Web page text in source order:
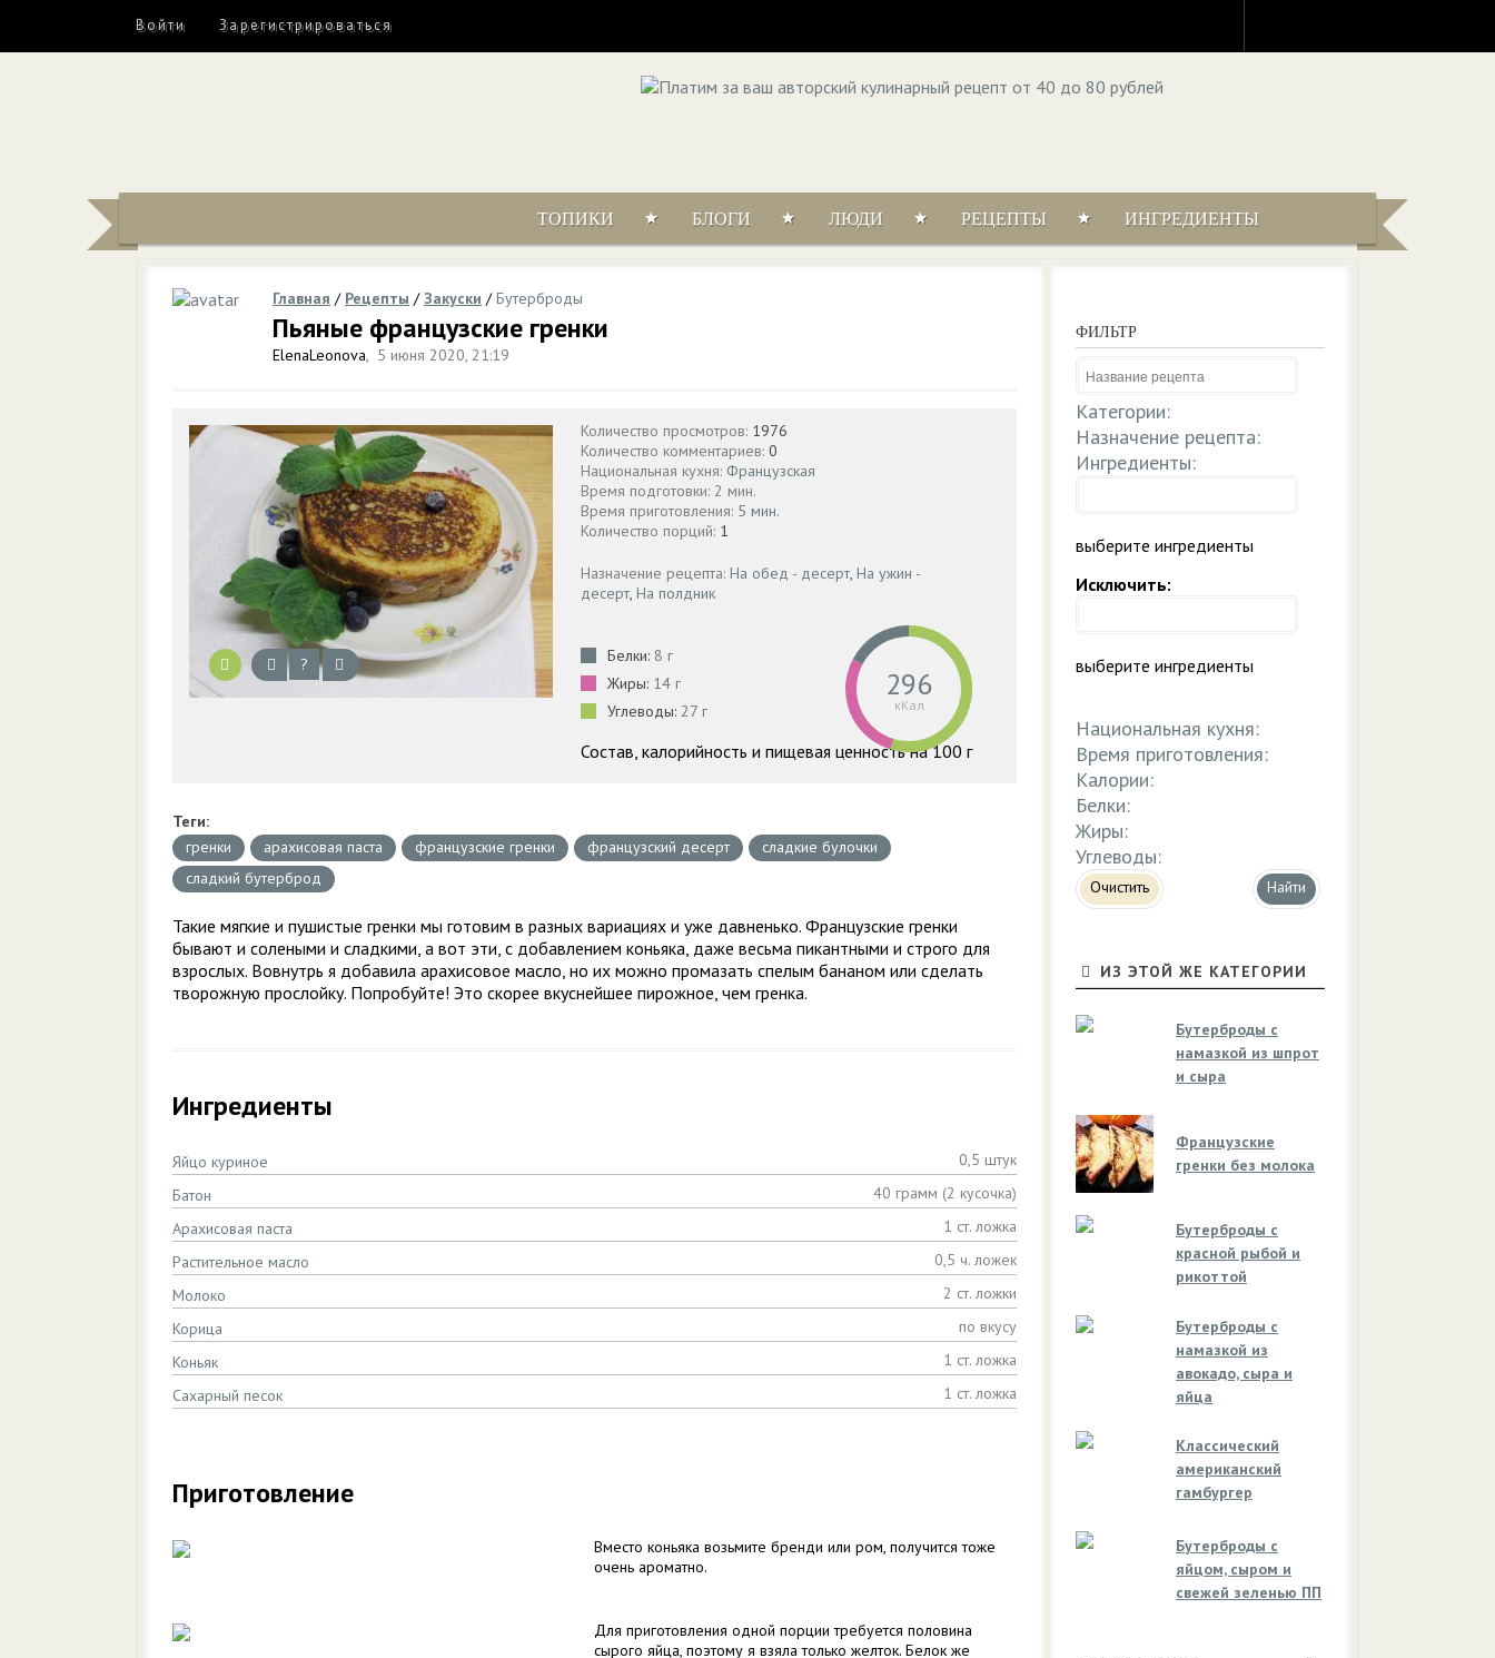
Войти Зарегистрироваться
ТОПИКИ БЛОГИ ЛЮДИ РЕЦЕПТЫ ИНГРЕДИЕНТЫ
Главная / Рецепты /Закуски /Бутерброды
Пьяные французские гренки
ElenaLeonova, 5 июня 2020, 21:19
?
Количество просмотров: 1976
Количество комментариев: 0
Национальная кухня: Французская
Время подготовки: 2 мин.
Время приготовления: 5 мин.
Количество порций: 1
Назначение рецепта: На обед - десерт, На ужин -
десерт, На полдник
Белки: 8 г
Жиры: 14 г
Углеводы: 27 г
296
кКал
Состав, калорийность и пищевая ценность на 100 г
Теги:
гренки
арахисовая паста французские гренки французский десерт
сладкие булочки
сладкий бутерброд
Такие мягкие и пушистые гренки мы готовим в разных вариациях и уже давненько. Французские гренки
бывают и солеными и сладкими, а вот эти, с добавлением коньяка, даже весьма пикантными и строго для
взрослых. Вовнутрь я добавила арахисовое масло, но их можно промазать спелым бананом или сделать
творожную прослойку. Попробуйте! Это скорее вкуснейшее пирожное, чем гренка.
Ингредиенты
Яйцо куриное
0,5 штук
Батон
40 грамм (2 кусочка)
Арахисовая паста
1 ст. ложка
Растительное масло
0,5 ч. ложек
Молоко
2 ст. ложки
Корица
по вкусу
Коньяк
1 ст. ложка
Сахарный песок
1 ст. ложка
Приготовление
Вместо коньяка возьмите бренди или ром, получится тоже
очень ароматно.
Для приготовления одной порции требуется половина
сырого яйца, поэтому я взяла только желток. Белок же
ФИЛЬТР
Категории:
Назначение рецепта:
Ингредиенты:
выберите ингредиенты
Исключить:
выберите ингредиенты
Национальная кухня:
Время приготовления:
Калории:
Белки:
Жиры:
Углеводы:
Очистить
ИЗ ЭТОЙ ЖЕ КАТЕГОРИИ
Бутерброды с
намазкой из шпрот
и сыра
Французские
гренки без молока
Бутерброды с
красной рыбой и
рикоттой
Бутерброды с
намазкой из
авокадо, сыра и
яйца
Классический
американский
гамбургер
Бутерброды с
яйцом, сыром и
свежей зеленью ПП